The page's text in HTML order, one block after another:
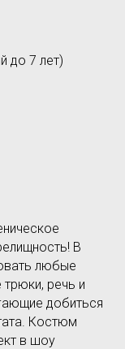
до 7 лет)
В
любые
речь и
добиться
Костюм
в шоу